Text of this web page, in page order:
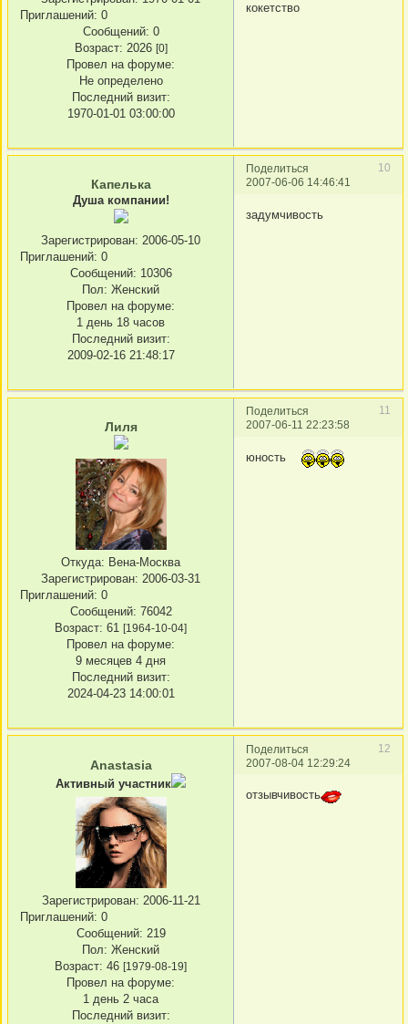
Приглашений: 0
Сообщений: 0
Возраст: 2026 [0]
Провел на форуме:
Не определено
Последний визит:
1970-01-01 03:00:00
кокетство
Поделиться
10
2007-06-06 14:46:41
Капелька
Душа компании!
Зарегистрирован: 2006-05-10
Приглашений: 0
Сообщений: 10306
Пол: Женский
Провел на форуме:
1 день 18 часов
Последний визит:
2009-02-16 21:48:17
задумчивость
Поделиться
11
2007-06-11 22:23:58
Лиля
Откуда: Вена-Москва
Зарегистрирован: 2006-03-31
Приглашений: 0
Сообщений: 76042
Возраст: 61 [1964-10-04]
Провел на форуме:
9 месяцев 4 дня
Последний визит:
2024-04-23 14:00:01
юность
Поделиться
12
2007-08-04 12:29:24
Anastasia
Активный участник
Зарегистрирован: 2006-11-21
Приглашений: 0
Сообщений: 219
Пол: Женский
Возраст: 46 [1979-08-19]
Провел на форуме:
1 день 2 часа
Последний визит:
отзывчивость